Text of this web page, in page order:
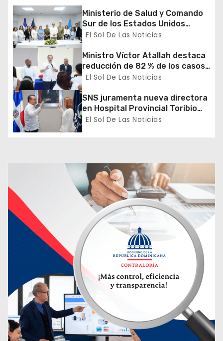
e
e
n
t
r
a
Ministerio de Salud y Comando
Sur de los Estados Unidos
realizan misión médica Amistad
2026 en La Vega
El Sol De Las Noticias
Ministro Víctor Atallah destaca
reducción de 82 % de los casos
de malaria en Azua durante
recorrido por DPS
El Sol De Las Noticias
SNS juramenta nueva directora
en Hospital Provincial Toribio
Bencosme
El Sol De Las Noticias